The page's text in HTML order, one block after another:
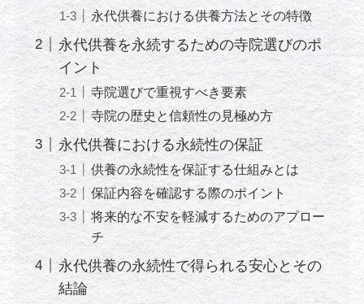
永代供養における供養方法とその特徴
永代供養を永続するための寺院選びのポ
イント
寺院選びで重視すべき要素
寺院の歴史と信頼性の見極め方
永代供養における永続性の保証
供養の永続性を保証する仕組みとは
保証内容を確認する際のポイント
将来的な不安を軽減するためのアプロー
チ
永代供養の永続性で得られる安心とその
結論